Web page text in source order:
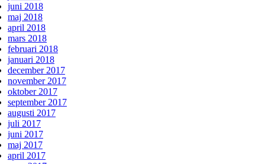
juni 2018
maj 2018
april 2018
mars 2018
februari 2018
januari 2018
december 2017
november 2017
oktober 2017
september 2017
augusti 2017
juli 2017
juni 2017
maj 2017
april 2017